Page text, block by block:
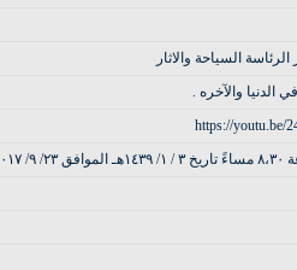
السياحة والاثار
الدنيا والآخره .